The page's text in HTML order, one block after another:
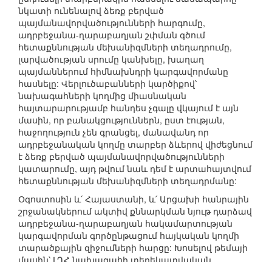
նկատի ունենալով ձեռք բերված
պայմանավորվածությունների հարգումը,
ադրբեջանա-ղարաբաղյան շփման գծում
հետաքննության մեխանիզմների տեղադրումը,
լարվածության սրումը կանխելը, խաղաղ
պայմաններում հիմնախնդրի կարգավորմանը
հասնելը: Վերլուծաբանների կարծիքով՝
նախագահների կողմից միասնական
հայտարարությամբ հանդես չգալը վկայում է այն
մասին, որ բանակցություններն, ըստ էության,
հաջողություն չեն գրանցել, մանավանդ որ
ադրբեջանական կողմը տարբեր ձևերով վիժեցնում
է ձեռք բերված պայմանավորվածությունների
կատարումը, այդ թվում նաև դեմ է արտահայտվում
հետաքննության մեխանիզմների տեղադրմանը:
Օգոստոսին և՛ Հայաստանի, և՛ Արցախի հանրային
շրջանակներում ակտիվ քննարկման նյութ դարձավ
ադրբեջանա-ղարաբաղյան հակամարտության
կարգավորման գործընթացում հայկական կողմի
տարածքային զիջումների հարցը: Խոսելով թեմայի